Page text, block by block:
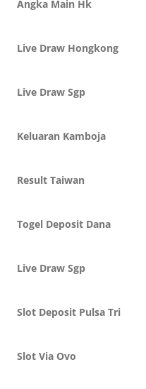
Angka Main Hk
Live Draw Hongkong
Live Draw Sgp
Keluaran Kamboja
Result Taiwan
Togel Deposit Dana
Live Draw Sgp
Slot Deposit Pulsa Tri
Slot Via Ovo